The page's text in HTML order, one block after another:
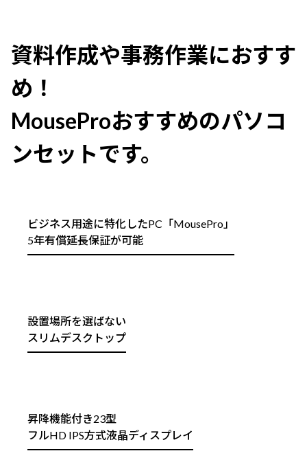
資料作成や事務作業におすす
め！
MouseProおすすめのパソコ
ンセットです。
ビジネス用途に特化したPC「MousePro」
5年有償延長保証が可能
設置場所を選ばない
スリムデスクトップ
昇降機能付き23型
フルHD IPS方式液晶ディスプレイ